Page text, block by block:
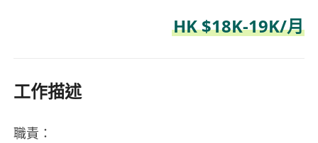
HK $18K-19K/月
工作描述
職責：